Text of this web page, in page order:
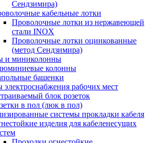
Сендзимира)
кабельные лотки
Проволочные лотки из нержавеющей
стали INOX
Проволочные лотки оцинкованные
(метод Сендзимира)
и миниколонны
колонны
башенки
рабочих мест
блок розеток
в пол (люк в пол)
системы прокладки кабеля
изделия для кабеленесущих